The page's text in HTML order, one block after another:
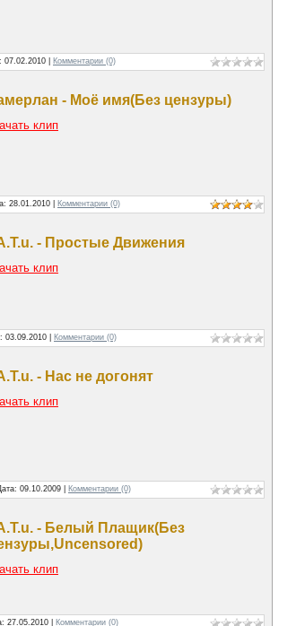
07.02.2010 Комментарии (0)
- Моё имя(Без цензуры)
клип
28.01.2010 Комментарии (0)
- Простые Движения
клип
03.09.2010 Комментарии (0)
- Нас не догонят
клип
09.10.2009 Комментарии (0)
- Белый Плащик(Без
клип
27.05.2010 Комментарии (0)